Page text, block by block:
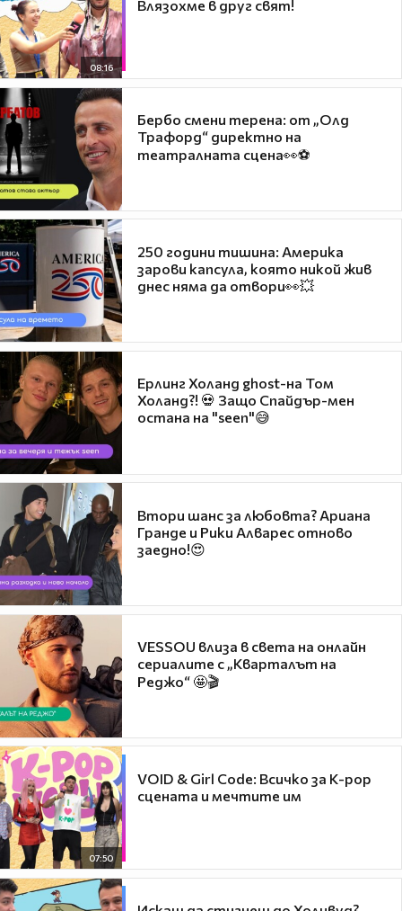
08:16
Влязохме в друг свят!
Бербо смени терена: от „Олд
Трафорд“ директно на
театралната сцена👀⚽
250 години тишина: Америка
зарови капсула, която никой жив
днес няма да отвори👀💥
Ерлинг Холанд ghost-на Том
Холанд?! 💀 Защо Спайдър-мен
остана на "seen"😅
Втори шанс за любовта? Ариана
Гранде и Рики Алварес отново
заедно!😍
VESSOU влиза в света на онлайн
сериалите с „Кварталът на
Реджо“ 🤩🎬
07:50
VOID & Girl Code: Всичко за K-pop
сцената и мечтите им